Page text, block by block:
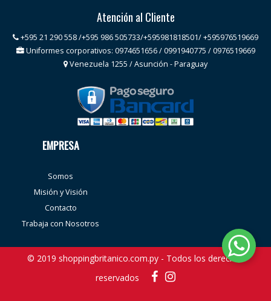
Atención al Cliente
+595 21 290 558 /+595 986 505733/+595981818501/ +595976519669
Uniformes corporativos: 0974651656 / 0991940775 / 0976519669
Venezuela 1255 / Asunción - Paraguay
EMPRESA
Somos
Misión y Visión
Contacto
Trabaja con Nosotros
© 2019 shoppingbritanico.com.py - Todos los derechos
reservados